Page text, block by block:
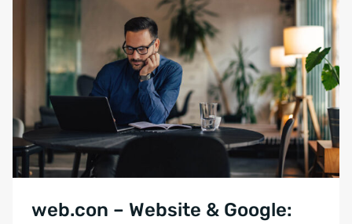
web.con – Website & Google: